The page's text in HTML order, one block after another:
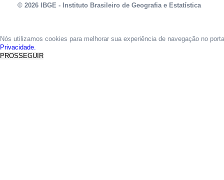
© 2026 IBGE - Instituto Brasileiro de Geografia e Estatística
Nós utilizamos cookies para melhorar sua experiência de navegação no
Privacidade.
PROSSEGUIR